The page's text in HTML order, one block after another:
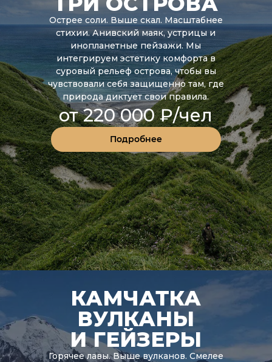
Острее соли. Выше скал. Масштабнее
стихии. Анивский маяк, устрицы и
инопланетные пейзажи. Мы
интегрируем эстетику комфорта в
суровый рельеф острова, чтобы вы
чувствовали себя защищенно там, где
природа диктует свои правила.
от 220 000 ₽/чел
Подробнее
КАМЧАТКА
ВУЛКАНЫ
И ГЕЙЗЕРЫ
Горячее лавы. Выше вулканов. Смелее